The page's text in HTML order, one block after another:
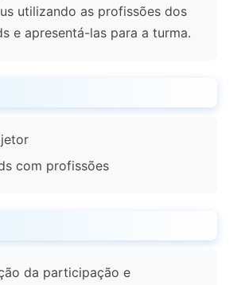
utilizando as profissões dos
e apresentá-las para a turma.
com profissões
da participação e